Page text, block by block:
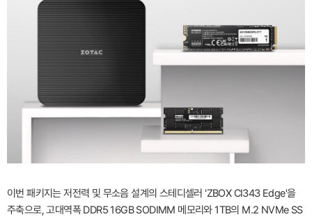
이번 패키지는 저전력 및 무소음 설계의 스테디셀러 'ZBOX CI343 Edge'을
주축으로, 고대역폭 DDR5 16GB SODIMM 메모리와 1TB의 M.2 NVMe SS